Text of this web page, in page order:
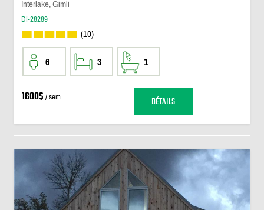
Interlake, Gimli
DI-28289
(10)
6 3 1
1600$ / sem. DÉTAILS